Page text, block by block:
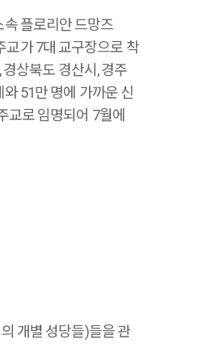
플로리안 드망즈
교가 7대 교구장으로 착
상북도 경산시, 경주
51만 명에 가까운 신
로 임명되어 7월에
개별 성당들)들을 관